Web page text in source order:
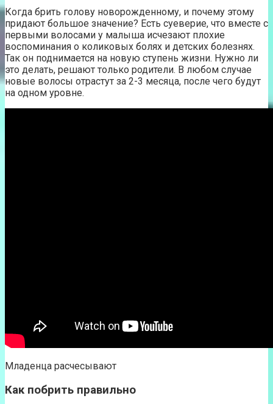
Когда брить голову новорожденному, и почему этому
придают большое значение? Есть суеверие, что вместе с
первыми волосами у малыша исчезают плохие
воспоминания о коликовых болях и детских болезнях.
Так он поднимается на новую ступень жизни. Нужно ли
это делать, решают только родители. В любом случае
новые волосы отрастут за 2-3 месяца, после чего будут
на одном уровне.
Младенца расчесывают
Как побрить правильно